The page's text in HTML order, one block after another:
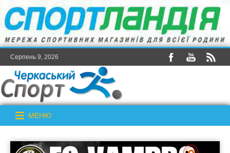
Серпень 9, 2026
МЕНЮ